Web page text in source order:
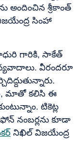
అందించిన శ్రీకాంత్
సింహా
గారికి, సాకేత్
వీరందరూ
మాతో కలిసి ఈ
టికెట్ల
నంబర్లను కూడా
నిఖిల్ విజయేంద్ర